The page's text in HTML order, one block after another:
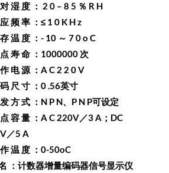
湿 度 ： 2 0 – 8 5 ％ R H
频 率 ：≤ 1 0 K H z
温 度 ：- 10 ～ 7 0 o C
寿 命 ：1000000 次
电 源 ：A C 2 2 0 V
尺 寸 ：0 .56英寸
方 式 ：N P N、P N P可设定
容 量 ：A C 220V／3 A；DC
／5 A
温 度 ：0-50oC
：计数器增量编码器信号显示仪